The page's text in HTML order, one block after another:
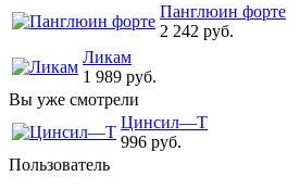
Панглюин форте
2 242 руб.
Ликам
1 989 руб.
Вы уже смотрели
Цинсил—Т
996 руб.
Пользователь